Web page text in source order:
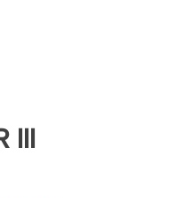
III